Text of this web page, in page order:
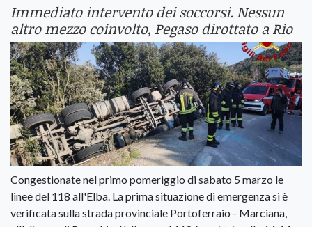
Immediato intervento dei soccorsi. Nessun
altro mezzo coinvolto, Pegaso dirottato a Rio
Congestionate nel primo pomeriggio di sabato 5 marzo le
linee del 118 all'Elba. La prima situazione di emergenza si è
verificata sulla strada provinciale Portoferraio - Marciana,